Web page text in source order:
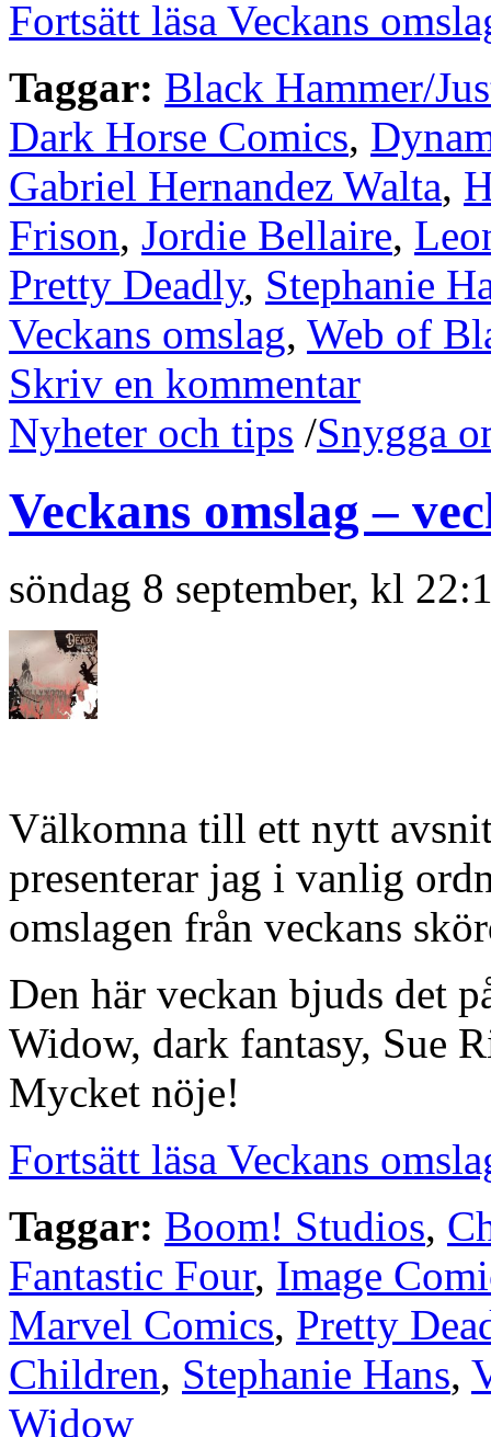
Fortsätt läsa Veckans
Taggar: Black Hammer/
Dark Horse Comics,
Gabriel Hernandez Walta,
Frison, Jordie Bellaire,
Pretty Deadly, Stephanie
Veckans omslag, Web of
Skriv en kommentar
Nyheter och tips /Snygga
Veckans omslag –
söndag 8 september, kl
Välkomna till ett nytt
presenterar jag i vanlig
omslagen från veckans
Den här veckan bjuds det
Widow, dark fantasy, Sue
Mycket nöje!
Fortsätt läsa Veckans
Taggar: Boom! Studios,
Fantastic Four, Image
Marvel Comics, Pretty
Children, Stephanie Hans,
Widow